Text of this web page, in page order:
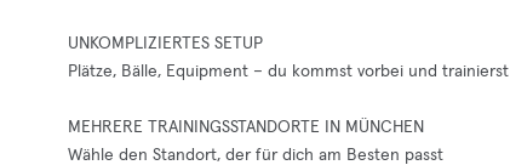
UNKOMPLIZIERTES SETUP
Plätze, Bälle, Equipment – du kommst vorbei und trainierst
MEHRERE TRAININGSSTANDORTE IN MÜNCHEN
Wähle den Standort, der für dich am Besten passt